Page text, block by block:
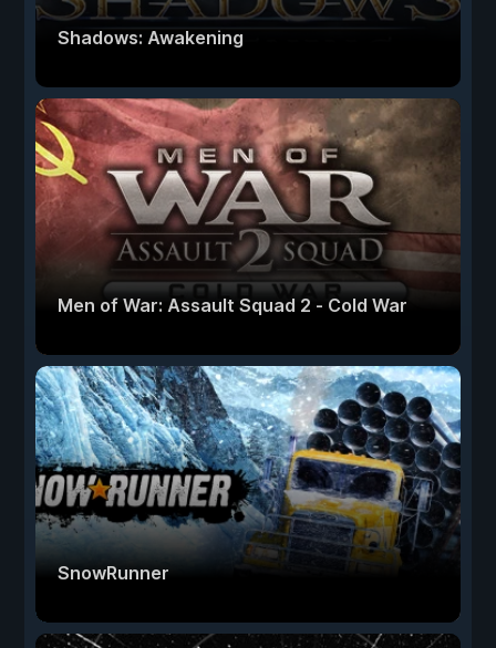
Shadows: Awakening
Men of War: Assault Squad 2 - Cold War
SnowRunner